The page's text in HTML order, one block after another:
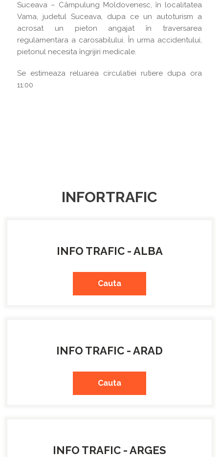
Suceava – Câmpulung Moldovenesc, în localitatea
Vama, judetul Suceava, dupa ce un autoturism a
acrosat un pieton angajat în traversarea
regulamentara a carosabilului. În urma accidentului,
pietonul necesita îngrijiri medicale.
Se estimeaza reluarea circulatiei rutiere dupa ora
11:00
INFORTRAFIC
INFO TRAFIC - ALBA
Cauta
INFO TRAFIC - ARAD
Cauta
INFO TRAFIC - ARGES